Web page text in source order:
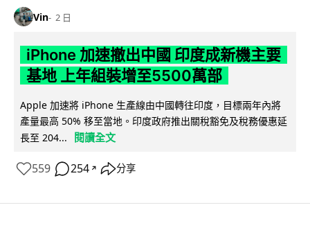
Vin 2 日
iPhone 加速撤出中國 印度成新機主要
基地 上年組裝增至5500萬部
Apple 加速將 iPhone 生產線由中國轉往印度，目標兩年內將
產量最高 50% 移至當地。印度政府推出關稅豁免及稅務優惠延
長至 204...
閱讀全文
559 254 ↗ 分享